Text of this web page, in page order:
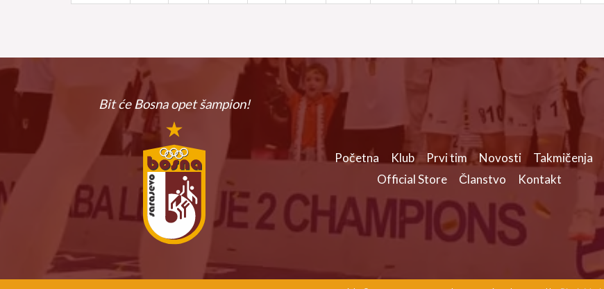
Bit će Bosnaopet šampion!
Početna Klub Prvi tim Novosti
Takmičenja
Official Store
Članstvo Kontakt